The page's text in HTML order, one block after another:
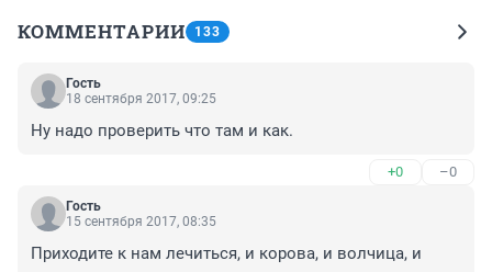
КОММЕНТАРИИ 133
Гость
18 сентября 2017, 09:25
Ну надо проверить что там и как.
+0 –0
Гость
15 сентября 2017, 08:35
Приходите к нам лечиться, и корова, и волчица, и